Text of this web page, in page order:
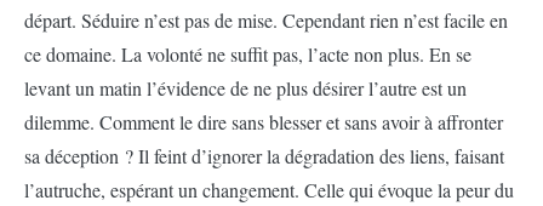
départ. Séduire n’est pas de mise. Cependant rien n’est facile en
ce domaine. La volonté ne suffit pas, l’acte non plus. En se
levant un matin l’évidence de ne plus désirer l’autre est un
dilemme. Comment le dire sans blesser et sans avoir à affronter
sa déception ? Il feint d’ignorer la dégradation des liens, faisant
l’autruche, espérant un changement. Celle qui évoque la peur du